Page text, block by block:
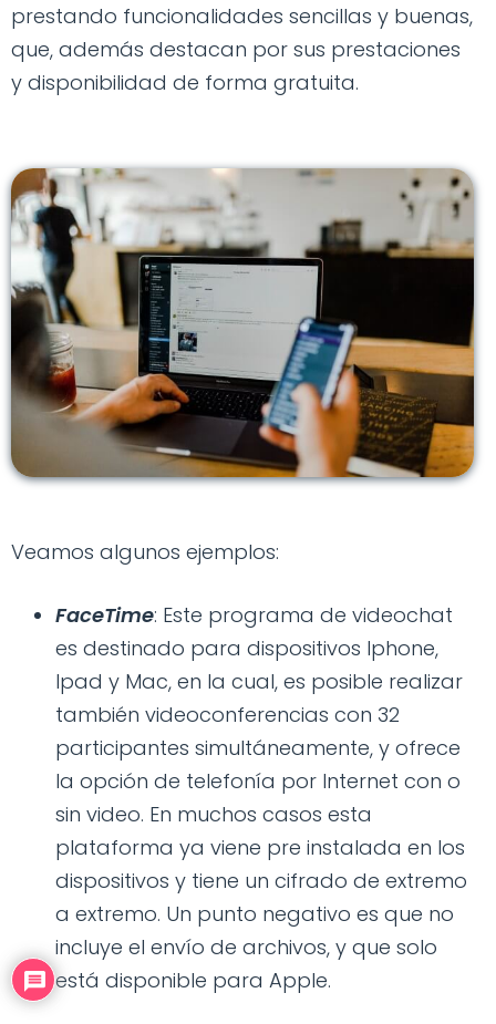
prestando funcionalidades sencillas y buenas,
que, además destacan por sus prestaciones
y disponibilidad de forma gratuita.
Veamos algunos ejemplos:
FaceTime: Este programa de videochat
es destinado para dispositivos Iphone,
Ipad y Mac, en la cual, es posible realizar
también videoconferencias con 32
participantes simultáneamente, y ofrece
la opción de telefonía por Internet con o
sin video. En muchos casos esta
plataforma ya viene pre instalada en los
dispositivos y tiene un cifrado de extremo
a extremo. Un punto negativo es que no
incluye el envío de archivos, y que solo
está disponible para Apple.